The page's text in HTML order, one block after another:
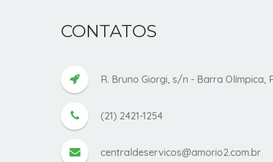
CONTATOS
R. Bruno Giorgi, s/n - Barra Olímpica,
(21) 2421-1254
centraldeservicos@amorio2.com.br